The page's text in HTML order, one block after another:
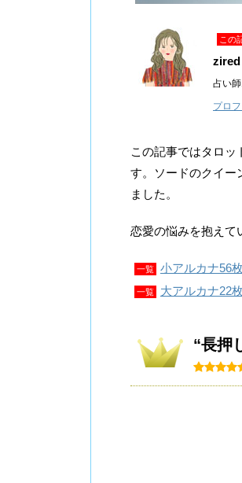
この
zired
占い
プロ
この記事ではタロッ
す。ソードのクイー
ました。
恋愛の悩みを抱えて
一覧 小アルカナ56
一覧 大アルカナ22
“長押